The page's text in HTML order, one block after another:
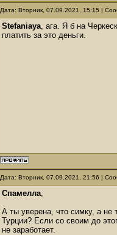
Дата: Вторник, 07.09.2021, 15:15 |
Stefaniaya, ага. Я б на
платить за это деньги.
Дата: Вторник, 07.09.2021, 21:56 |
Спамелла,
А ты уверена, что симку, а не
Турции? Если со своим до
не заработает.